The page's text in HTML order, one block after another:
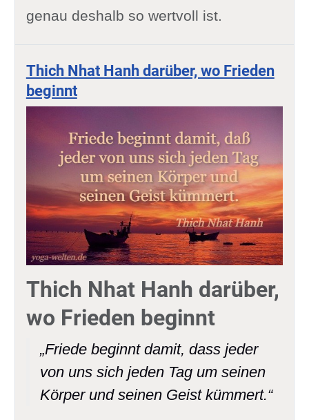
genau deshalb so wertvoll ist.
Thich Nhat Hanh darüber, wo Frieden
beginnt
Thich Nhat Hanh darüber,
wo Frieden beginnt
„Friede beginnt damit, dass jeder
von uns sich jeden Tag um seinen
Körper und seinen Geist kümmert.“